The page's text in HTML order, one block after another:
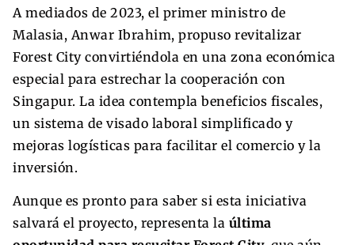
A mediados de 2023, el primer ministro de
Malasia, Anwar Ibrahim, propuso revitalizar
Forest City convirtiéndola en una zona económica
especial para estrechar la cooperación con
Singapur. La idea contempla beneficios fiscales,
un sistema de visado laboral simplificado y
mejoras logísticas para facilitar el comercio y la
inversión.
Aunque es pronto para saber si esta iniciativa
salvará el proyecto, representa la última